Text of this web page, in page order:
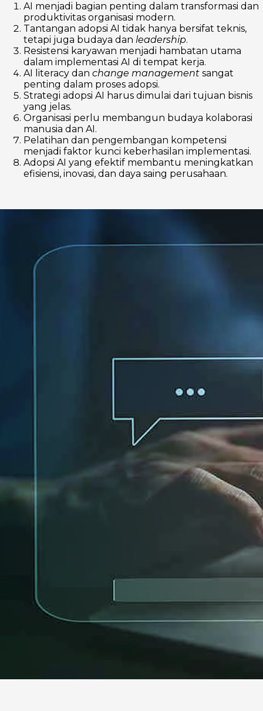
AI menjadi bagian penting dalam transformasi dan
produktivitas organisasi modern.
Tantangan adopsi AI tidak hanya bersifat teknis,
tetapi juga budaya dan leadership.
Resistensi karyawan menjadi hambatan utama
dalam implementasi AI di tempat kerja.
AI literacy dan change management sangat
penting dalam proses adopsi.
Strategi adopsi AI harus dimulai dari tujuan bisnis
yang jelas.
Organisasi perlu membangun budaya kolaborasi
manusia dan AI.
Pelatihan dan pengembangan kompetensi
menjadi faktor kunci keberhasilan implementasi.
Adopsi AI yang efektif membantu meningkatkan
efisiensi, inovasi, dan daya saing perusahaan.